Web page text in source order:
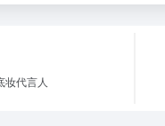
代言人